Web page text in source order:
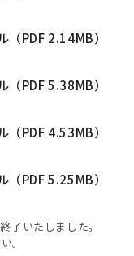
PDF 2.14MB）
PDF 5.38MB）
PDF 4.53MB）
PDF 5.25MB）
了いたしました。
。